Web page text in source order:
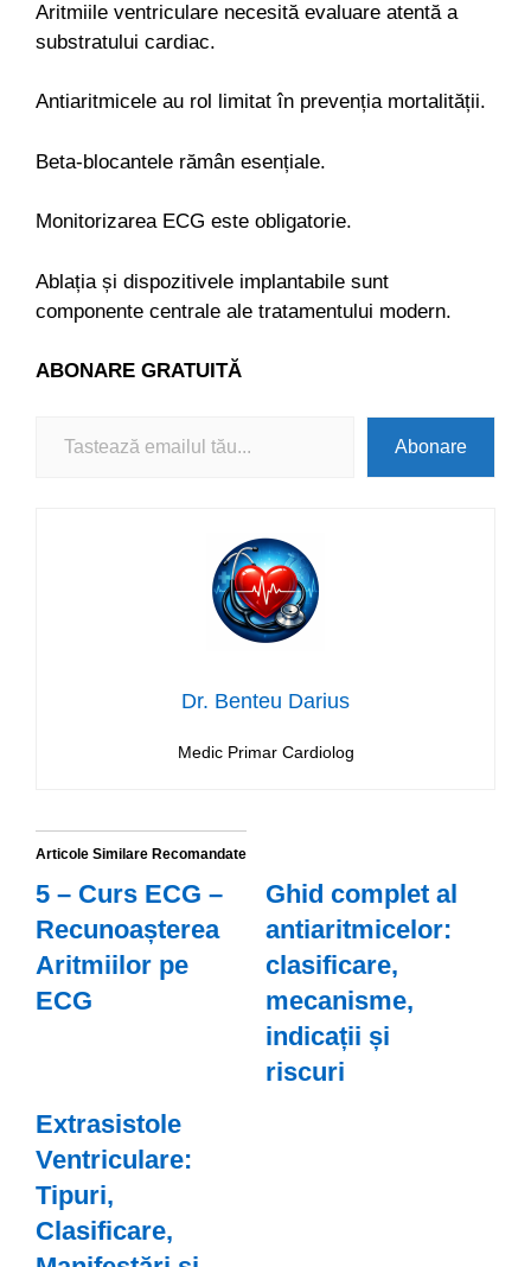
Aritmiile ventriculare necesită evaluare atentă a
substratului cardiac.
Antiaritmicele au rol limitat în prevenția mortalității.
Beta-blocantele rămân esențiale.
Monitorizarea ECG este obligatorie.
Ablația și dispozitivele implantabile sunt
componente centrale ale tratamentului modern.
ABONARE GRATUITĂ
Abonare
Dr. Benteu Darius
Medic Primar Cardiolog
Articole Similare Recomandate
5 – Curs ECG –
Recunoașterea
Aritmiilor pe
ECG
Ghid complet al
antiaritmicelor:
clasificare,
mecanisme,
indicații și
riscuri
Extrasistole
Ventriculare:
Tipuri,
Clasificare,